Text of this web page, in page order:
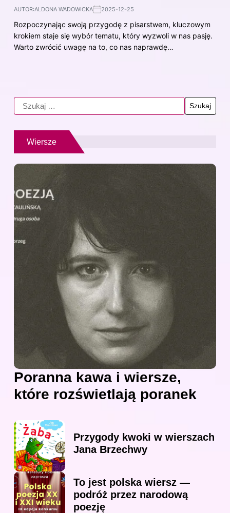
AUTOR:ALDONA WADOWICKA 2025-12-25
Rozpoczynając swoją przygodę z pisarstwem, kluczowym
krokiem staje się wybór tematu, który wyzwoli w nas pasję.
Warto zwrócić uwagę na to, co nas naprawdę…
Wiersze
Poranna kawa i wiersze,
które rozświetlają poranek
Przygody kwoki w wierszach
Jana Brzechwy
To jest polska wiersz —
podróż przez narodową
poezję